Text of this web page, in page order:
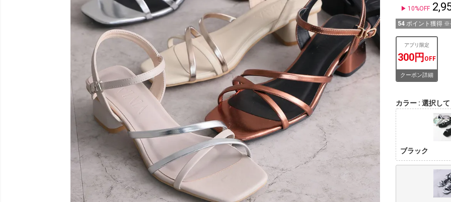
10%OFF
54 ポイント獲得 ※
アプリ限定
300円 OFF
クーポン詳細
カラー 選択し
ブラック